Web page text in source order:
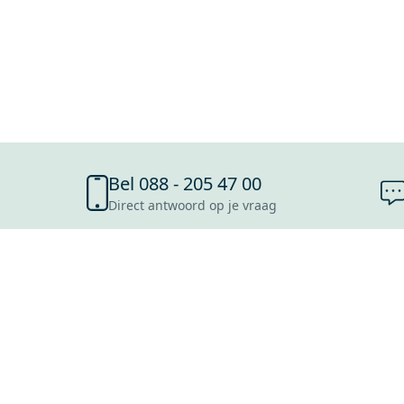
Bel 088 - 205 47 00
Direct antwoord op je vraag